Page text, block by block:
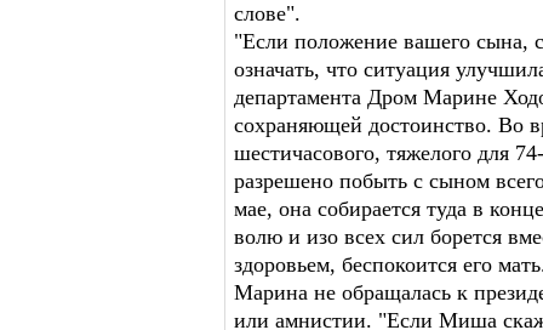
слове".
"Если положение вашего сына,
означать, что ситуация
департамента Дром Марине
сохраняющей достоинство. Во
шестичасового, тяжелого для
разрешено побыть с сыном
мае, она собирается туда в
волю и изо всех сил борется
здоровьем, беспокоится его
Марина не обращалась к
или амнистии. "Если Миша